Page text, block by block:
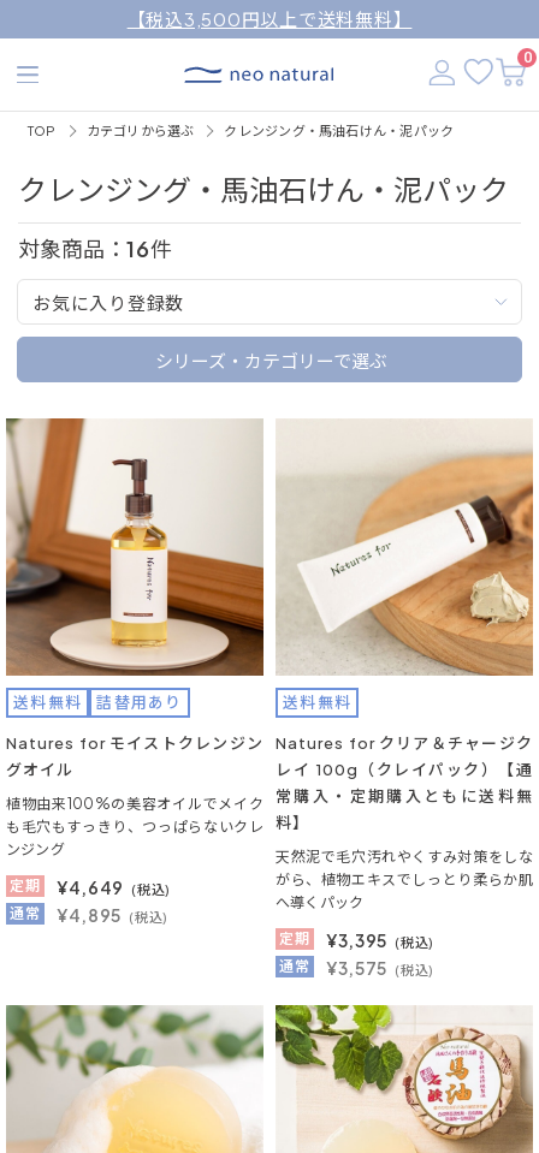
【税込3,500円以上で送料無料】
0
TOP カテゴリから選ぶ クレンジング・馬油石けん・泥パック
クレンジング・馬油石けん・泥パック
対象商品： 16件
お気に入り登録数
シリーズ・カテゴリーで選ぶ
送料無料 詰替用あり
Natures for モイストクレンジン
グオイル
植物由来100%の美容オイルでメイク
も毛穴もすっきり、つっぱらないクレ
ンジング
定期
¥4,649 (税込)
通常 ¥4,895 (税込)
送料無料
Natures for クリア＆チャージク
レイ 100g（クレイパック）【通
常購入・定期購入ともに送料無
料】
天然泥で毛穴汚れやくすみ対策をしな
がら、植物エキスでしっとり柔らか肌
へ導くパック
定期
¥3,395 (税込)
通常 ¥3,575 (税込)